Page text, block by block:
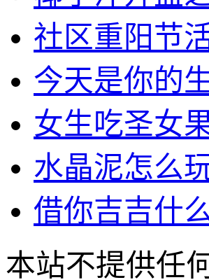
社区重阳节
今天是你的
女生吃圣女
水晶泥怎么
借你吉吉什
本站不提供任